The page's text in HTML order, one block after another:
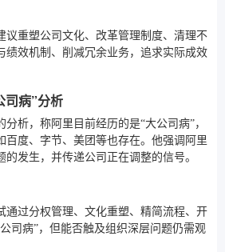
议重塑公司文化、改革管理制度、清理不
绩效机制、削减冗余业务，追求实际成效
司病”分析
析，称阿里目前经历的是“大公司病”，
百度、字节、美团等也存在。他强调阿里
发生，并传递公司正在调整的信号。
通过分权管理、文化重塑、精简流程、开
司病”，但能否触及组织深层问题仍需观